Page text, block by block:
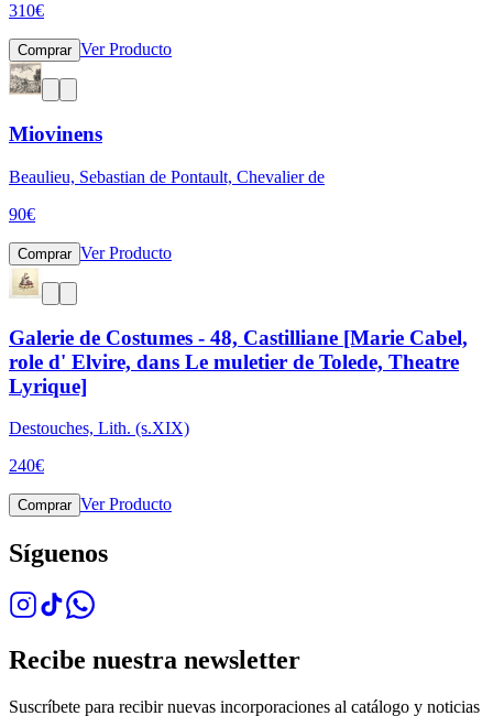
310€
Comprar Ver Producto
Miovinens
Beaulieu, Sebastian de Pontault, Chevalier de
90€
Comprar Ver Producto
Galerie de Costumes - 48, Castilliane [Marie Cabel,
role d' Elvire, dans Le muletier de Tolede, Theatre
Lyrique]
Destouches, Lith. (s.XIX)
240€
Comprar Ver Producto
Síguenos
Recibe nuestra newsletter
Suscríbete para recibir nuevas incorporaciones al catálogo y noticias